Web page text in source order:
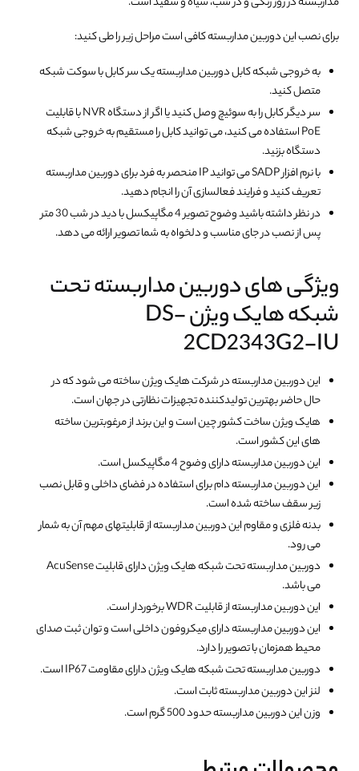
برای نصب این دوربین مداربسته کافی است مراحل زیر را طی کنید:
به خروجی شبکه کابل دوربین مداربسته یک سر کابل با سوکت شبکه
متصل کنید.
سر دیگر کابل را به سوئیچ وصل کنید یا اگر از دستگاه NVR با قابلیت
PoE استفاده می کنید، می توانید کابل را مستقیم به خروجی شبکه
دستگاه بزنید.
با نرم افزار SADP می توانید IP منحصر به فرد برای دوربین مداربسته
تعریف کنید و فرایند فعالسازی آن را انجام دهید.
در نظر داشته باشید وضوح تصویر 4 مگاپیکسل با دید در شب 30 متر
پس از نصب در جای مناسب و دلخواه به شما تصویر ارائه می دهد.
ویژگی های دوربین مداربسته تحت
شبکه هایک ویژن DS-
2CD2343G2-IU
این دوربین مداربسته در شرکت هایک ویژن ساخته می شود که در
حال حاضر بهترین تولیدکننده تجهیزات نظارتی در جهان است.
هایک ویژن ساخت کشور چین است و این برند از مرغوبترین ساخته
های این کشور است.
این دوربین مداربسته دارای وضوح 4 مگاپیکسل است.
این دوربین مداربسته دام برای استفاده در فضای داخلی و قابل نصب
زیر سقف ساخته شده است.
بدنه فلزی و مقاوم این دوربین مداربسته از قابلیتهای مهم آن به شمار
می رود.
دوربین مداربسته تحت شبکه هایک ویژن دارای قابلیت AcuSense
می باشد.
این دوربین مداربسته از قابلیت WDR برخوردار است.
این دوربین مداربسته دارای میکروفون داخلی است و توان ثبت صدای
محیط همزمان با تصویر را دارد.
دوربین مداربسته تحت شبکه هایک ویژن دارای مقاومت IP67 است.
لنز این دوربین مداربسته ثابت است.
وزن این دوربین مداربسته حدود 500 گرم است.